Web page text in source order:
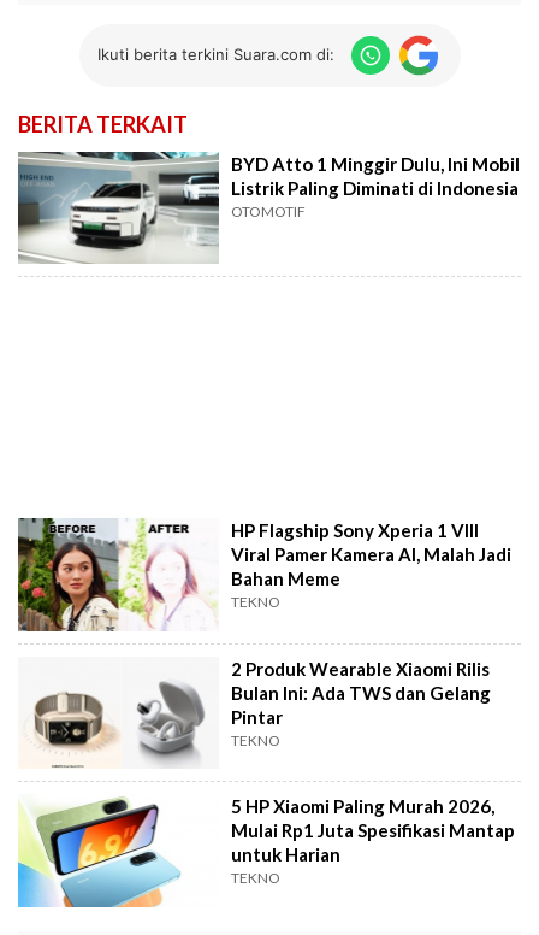
Ikuti berita terkini Suara.com di:
BERITA TERKAIT
BYD Atto 1 Minggir Dulu, Ini Mobil
Listrik Paling Diminati di Indonesia
OTOMOTIF
HP Flagship Sony Xperia 1 VIII
Viral Pamer Kamera AI, Malah Jadi
Bahan Meme
TEKNO
2 Produk Wearable Xiaomi Rilis
Bulan Ini: Ada TWS dan Gelang
Pintar
TEKNO
5 HP Xiaomi Paling Murah 2026,
Mulai Rp1 Juta Spesifikasi Mantap
untuk Harian
TEKNO